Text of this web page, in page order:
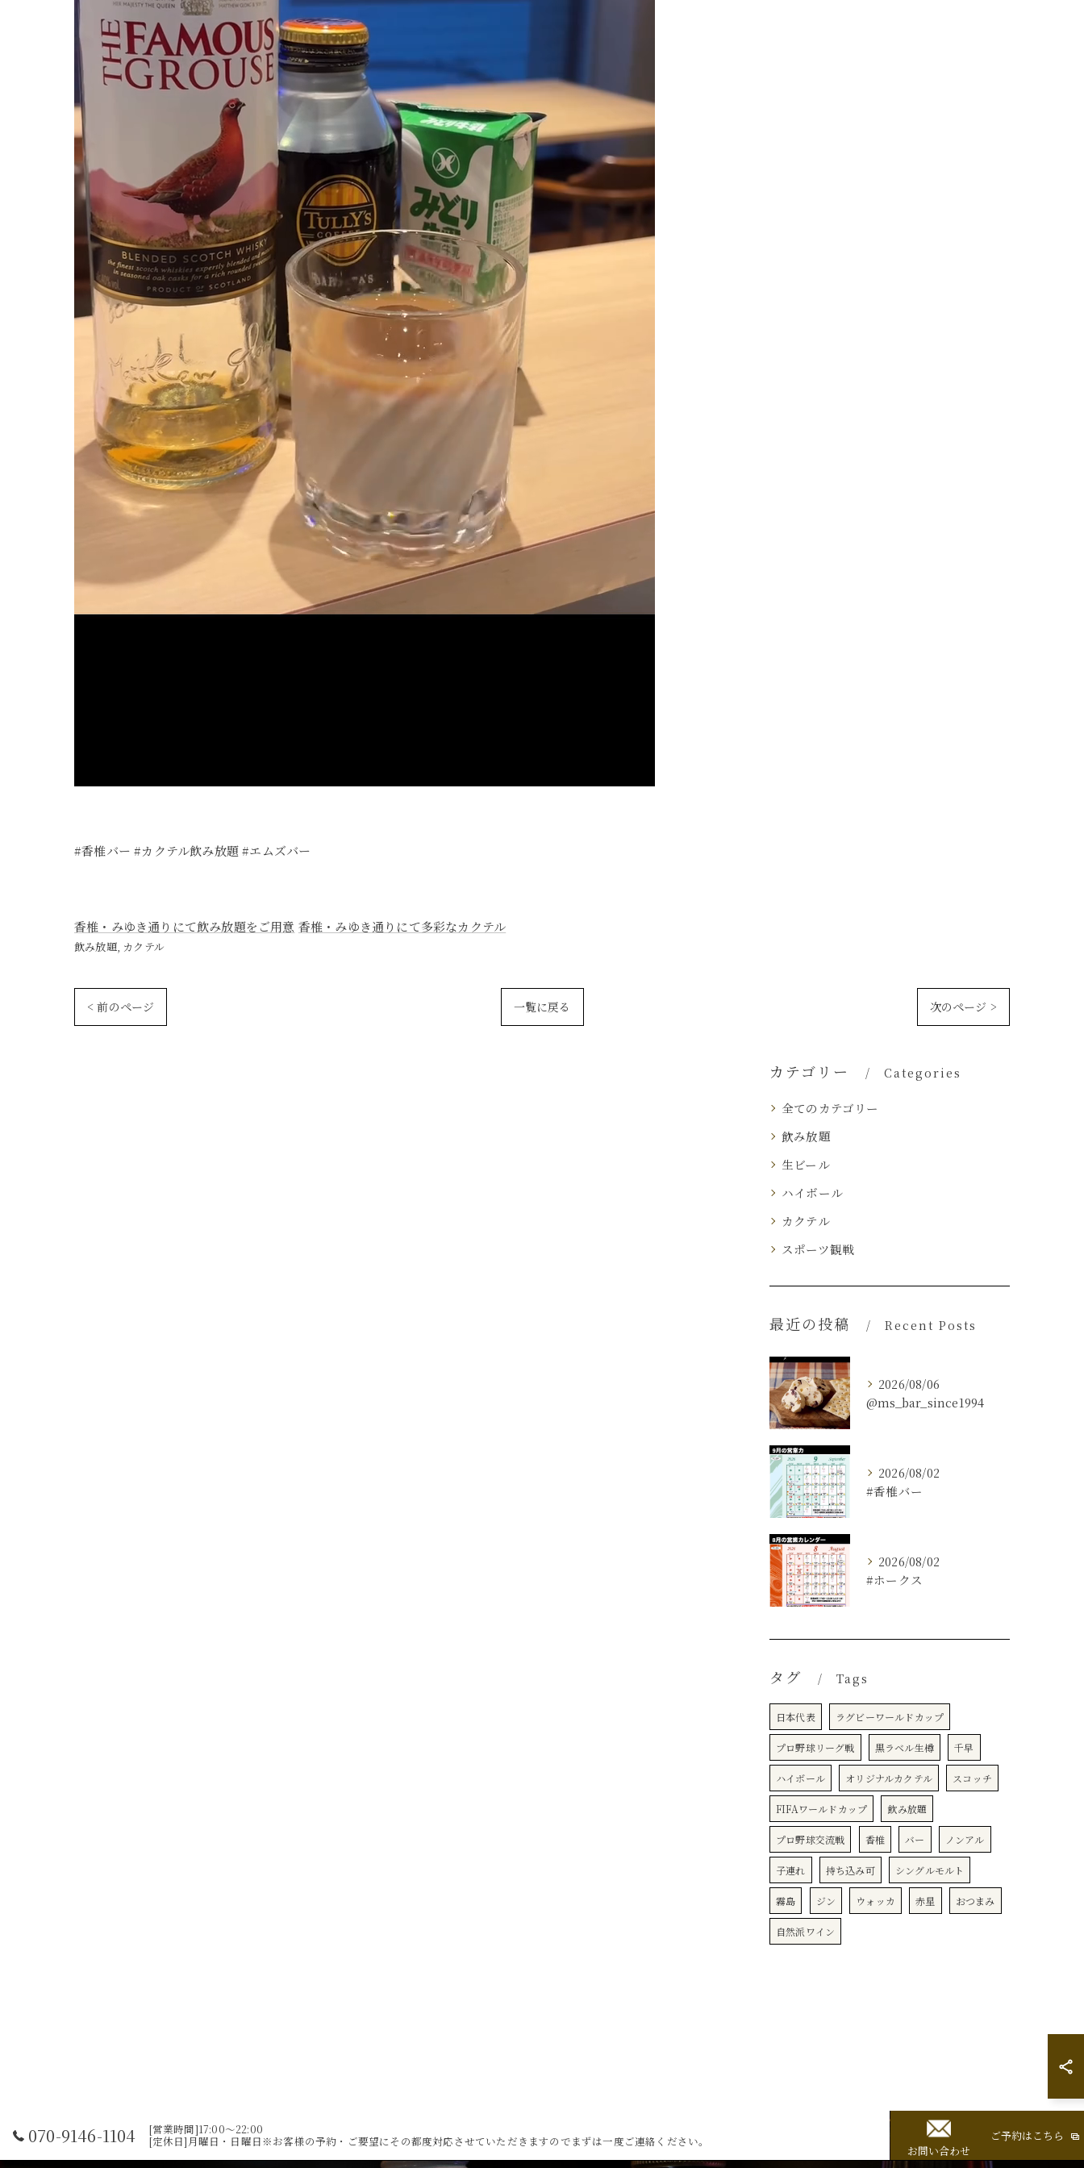
#香椎バー #カクテル飲み放題 #エムズバー
香椎・みゆき通りにて飲み放題をご用意 香椎・みゆき通りにて多彩なカクテル
飲み放題 カクテル
< 前のページ 一覧に戻る 次のページ >
カテゴリー Categories
全てのカテゴリー
飲み放題
生ビール
ハイボール
カクテル
スポーツ観戦
最近の投稿 Recent Posts
2026/08/06
@ms_bar_since1994
2026/08/02
#香椎バー
2026/08/02
#ホークス
タグ Tags
日本代表 ラグビーワールドカップ
プロ野球リーグ戦 黒ラベル生樽 千早
ハイボール オリジナルカクテル スコッチ
FIFAワールドカップ 飲み放題
プロ野球交流戦 香椎 バー ノンアル
子連れ 持ち込み可 シングルモルト
霧島 ジン ウォッカ 赤星 おつまみ
自然派ワイン
070-9146-1104
[営業時間]17:00～22:00
[定休日]月曜日・日曜日※お客様の予約・ご要望にその都度対応させていただきますのでまずは一度ご連絡ください。
お問い合わせ
ご予約はこちら